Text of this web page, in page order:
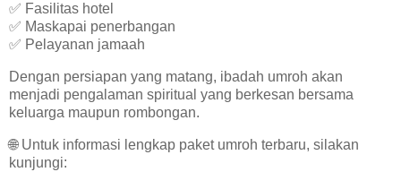
✅ Fasilitas hotel
✅ Maskapai penerbangan
✅ Pelayanan jamaah
Dengan persiapan yang matang, ibadah umroh akan
menjadi pengalaman spiritual yang berkesan bersama
keluarga maupun rombongan.
🌐 Untuk informasi lengkap paket umroh terbaru, silakan
kunjungi: